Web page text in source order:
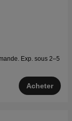
Exp. sous 2–5
Acheter